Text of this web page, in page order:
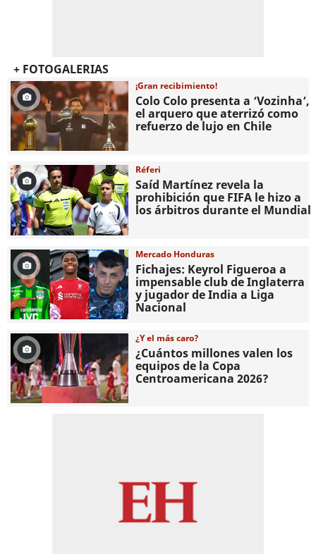
+ FOTOGALERIAS
¡Gran recibimiento!
Colo Colo presenta a ‘Vozinha’,
el arquero que aterrizó como
refuerzo de lujo en Chile
Réferi
Saíd Martínez revela la
prohibición que FIFA le hizo a
los árbitros durante el Mundial
Mercado Honduras
Fichajes: Keyrol Figueroa a
impensable club de Inglaterra
y jugador de India a Liga
Nacional
¿Y el más caro?
¿Cuántos millones valen los
equipos de la Copa
Centroamericana 2026?